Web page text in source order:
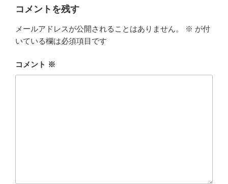
コメントを残す
メールアドレスが公開されることはありません。 ※ が付
いている欄は必須項目です
コメント ※